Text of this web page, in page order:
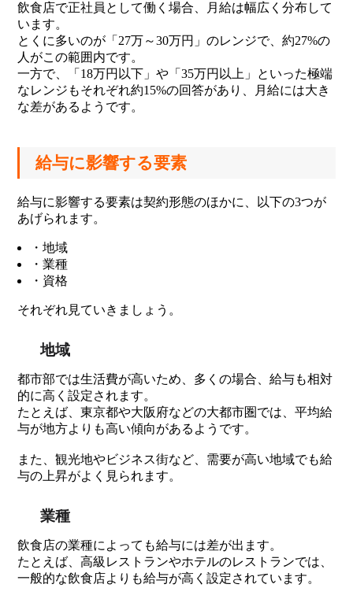
飲食店で正社員として働く場合、月給は幅広く分布して
います。
とくに多いのが「27万～30万円」のレンジで、約27%の
人がこの範囲内です。
一方で、「18万円以下」や「35万円以上」といった極端
なレンジもそれぞれ約15%の回答があり、月給には大き
な差があるようです。
給与に影響する要素
給与に影響する要素は契約形態のほかに、以下の3つが
あげられます。
・地域
・業種
・資格
それぞれ見ていきましょう。
地域
都市部では生活費が高いため、多くの場合、給与も相対
的に高く設定されます。
たとえば、東京都や大阪府などの大都市圏では、平均給
与が地方よりも高い傾向があるようです。
また、観光地やビジネス街など、需要が高い地域でも給
与の上昇がよく見られます。
業種
飲食店の業種によっても給与には差が出ます。
たとえば、高級レストランやホテルのレストランでは、
一般的な飲食店よりも給与が高く設定されています。